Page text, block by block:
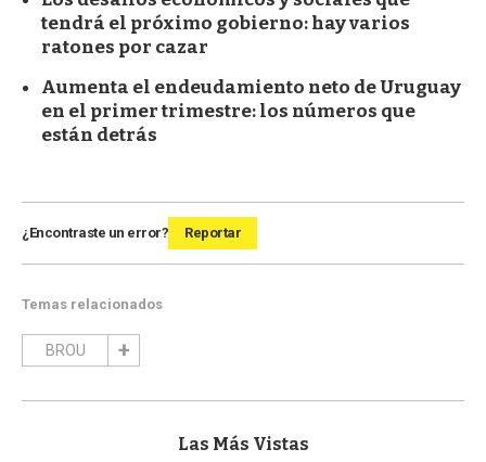
tendrá el próximo gobierno: hay varios
ratones por cazar
Aumenta el endeudamiento neto de Uruguay
en el primer trimestre: los números que
están detrás
¿Encontraste un error? Reportar
Temas relacionados
BROU
Las Más Vistas